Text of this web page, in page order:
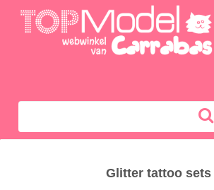
Glitter tattoo sets